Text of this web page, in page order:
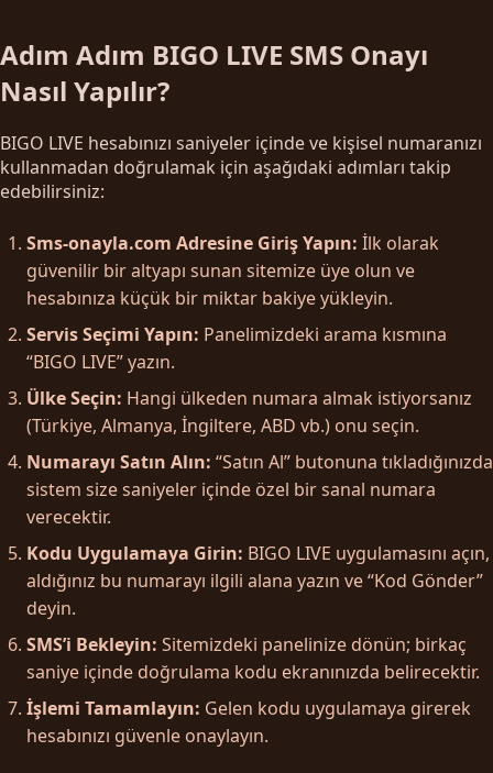
Adım Adım BIGO LIVE SMS Onayı
Nasıl Yapılır?
BIGO LIVE hesabınızı saniyeler içinde ve kişisel numaranızı
kullanmadan doğrulamak için aşağıdaki adımları takip
edebilirsiniz:
Sms-onayla.com Adresine Giriş Yapın: İlk olarak
güvenilir bir altyapı sunan sitemize üye olun ve
hesabınıza küçük bir miktar bakiye yükleyin.
Servis Seçimi Yapın: Panelimizdeki arama kısmına
“BIGO LIVE” yazın.
Ülke Seçin: Hangi ülkeden numara almak istiyorsanız
(Türkiye, Almanya, İngiltere, ABD vb.) onu seçin.
Numarayı Satın Alın: “Satın Al” butonuna tıkladığınızda
sistem size saniyeler içinde özel bir sanal numara
verecektir.
Kodu Uygulamaya Girin: BIGO LIVE uygulamasını açın,
aldığınız bu numarayı ilgili alana yazın ve “Kod Gönder”
deyin.
SMS’i Bekleyin: Sitemizdeki panelinize dönün; birkaç
saniye içinde doğrulama kodu ekranınızda belirecektir.
İşlemi Tamamlayın: Gelen kodu uygulamaya girerek
hesabınızı güvenle onaylayın.